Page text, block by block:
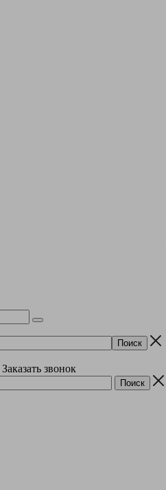
Заказать звонок